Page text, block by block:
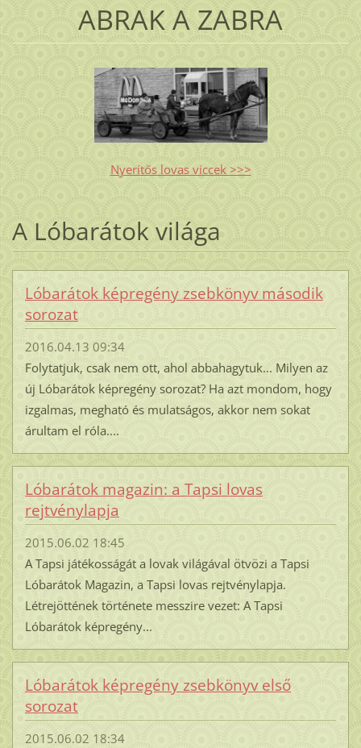
ABRAK A ZABRA
Nyerítős lovas viccek >>>
A Lóbarátok világa
Lóbarátok képregény zsebkönyv második
sorozat
2016.04.13 09:34
Folytatjuk, csak nem ott, ahol abbahagytuk... Milyen az
új Lóbarátok képregény sorozat? Ha azt mondom, hogy
izgalmas, megható és mulatságos, akkor nem sokat
árultam el róla....
Lóbarátok magazin: a Tapsi lovas
rejtvénylapja
2015.06.02 18:45
A Tapsi játékosságát a lovak világával ötvözi a Tapsi
Lóbarátok Magazin, a Tapsi lovas rejtvénylapja.
Létrejöttének története messzire vezet: A Tapsi
Lóbarátok képregény...
Lóbarátok képregény zsebkönyv első
sorozat
2015.06.02 18:34